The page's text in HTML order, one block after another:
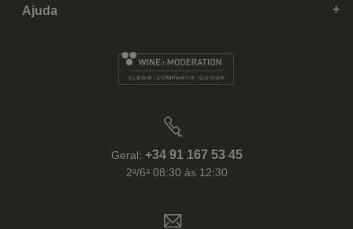
Ajuda
Geral: +34 91 167 53 45
2ᵃ/6ᵃ 08:30 às 12:30